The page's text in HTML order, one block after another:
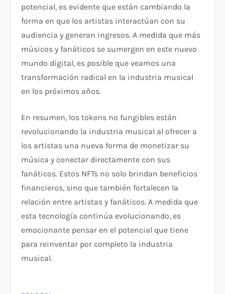
potencial, es evidente que están cambiando la
forma en que los artistas interactúan con su
audiencia y generan ingresos. A medida que más
músicos y fanáticos se sumergen en este nuevo
mundo digital, es posible que veamos una
transformación radical en la industria musical
en los próximos años.
En resumen, los tokens no fungibles están
revolucionando la industria musical al ofrecer a
los artistas una nueva forma de monetizar su
música y conectar directamente con sus
fanáticos. Estos NFTs no solo brindan beneficios
financieros, sino que también fortalecen la
relación entre artistas y fanáticos. A medida que
esta tecnología continúa evolucionando, es
emocionante pensar en el potencial que tiene
para reinventar por completo la industria
musical.